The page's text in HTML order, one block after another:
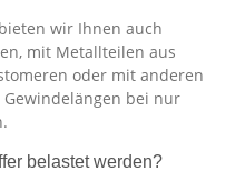
wir Ihnen auch
mit Metallteilen aus
oder mit anderen
bei nur
belastet werden?